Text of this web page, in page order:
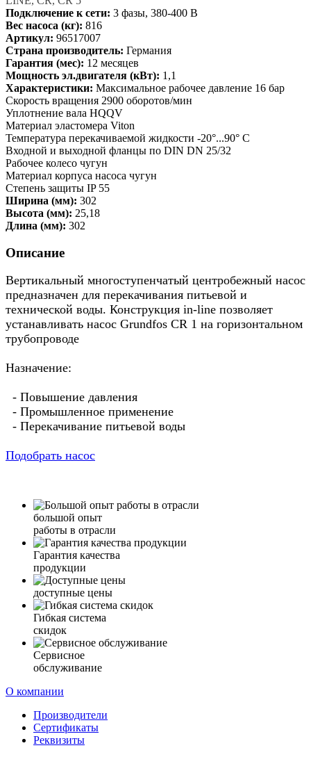
Подключение к сети: 3 фазы, 380-400 В
Вес насоса (кг): 816
Артикул: 96517007
Страна производитель: Германия
Гарантия (мес): 12 месяцев
Мощность эл.двигателя (кВт): 1,1
Характеристики: Максимальное рабочее давление 16 бар
Скорость вращения 2900 оборотов/мин
Уплотнение вала HQQV
Материал эластомера Viton
Температура перекачиваемой жидкости -20°...90° C
Входной и выходной фланцы по DIN DN 25/32
Рабочее колесо чугун
Материал корпуса насоса чугун
Степень защиты IP 55
Ширина (мм): 302
Высота (мм): 25,18
Длина (мм): 302
Описание
Вертикальный многоступенчатый центробежный насос
предназначен для перекачивания питьевой и
технической воды. Конструкция in-line позволяет
устанавливать насос Grundfos CR 1 на горизонтальном
трубопроводе
Назначение:
- Повышение давления
- Промышленное применение
- Перекачивание питьевой воды
Подобрать насос
большой опыт
работы в отрасли
Гарантия качества
продукции
доступные цены
Гибкая система
скидок
Сервисное
обслуживание
О компании
Производители
Сертификаты
Реквизиты